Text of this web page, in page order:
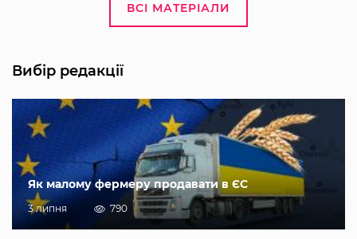
ВСІ МАТЕРІАЛИ
Вибір редакції
Як малому фермеру продавати в ЄС
3 липня 790